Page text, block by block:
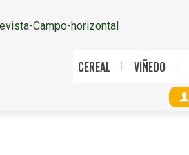
CEREAL VIÑEDO